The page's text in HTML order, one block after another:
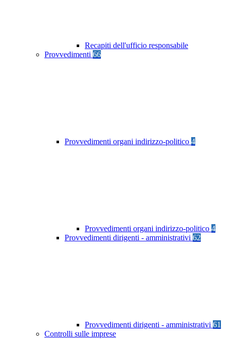
Recapiti dell'ufficio responsabile
Provvedimenti 66
Provvedimenti organi indirizzo-politico 4
Provvedimenti organi indirizzo-politico 4
Provvedimenti dirigenti - amministrativi 62
Provvedimenti dirigenti - amministrativi 61
Controlli sulle imprese